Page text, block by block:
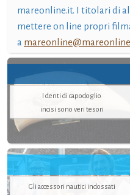
mareonline.it. I titolari di
mettere on line propri
a
I denti di capodoglio
incisi sono veri tesori
Gli accessori nautici indossati